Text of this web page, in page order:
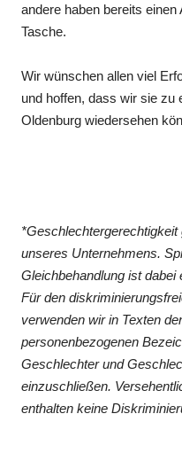
andere haben bereits
Tasche.
Wir wünschen allen viel
und hoffen, dass wir sie zu
Oldenburg wiedersehen
unseres Unternehmens.
Gleichbehandlung ist
Für den
verwenden wir in Texten
personenbezogenen
Geschlechter und
einzuschließen.
enthalten keine